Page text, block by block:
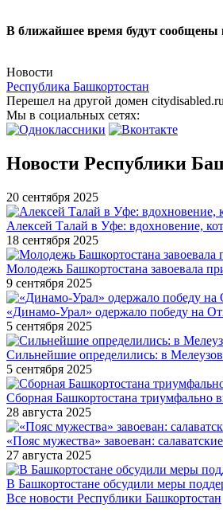
В ближайшее время будут сообщены
Новости
Республика Башкортостан
Перешел на другой домен citydisabled.ru
Мы в социальных сетях:
Новости Республики
20 сентября 2025
Алексей Талай в Уфе: вдохновение,
18 сентября 2025
Молодежь Башкортостана завоевала
9 сентября 2025
«Динамо-Урал» одержало победу на
5 сентября 2025
Сильнейшие определились: в
5 сентября 2025
Сборная Башкортостана триумфально
28 августа 2025
«Пояс мужества» завоеван:
27 августа 2025
В Башкортостане обсудили меры
Все новости Республики Башкортостан